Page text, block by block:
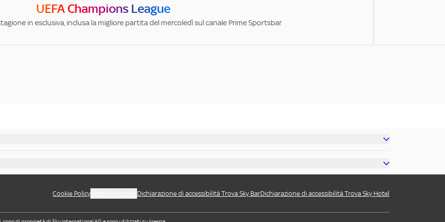
UEFA Champions League
in esclusiva, inclusa la migliore partita del mercoledì sul canale Prime Sportsbar
Cookie Policy Dichiarazione di accessibilità Trova Sky BarDichiarazione di accessibilità Trova Sky Hotel